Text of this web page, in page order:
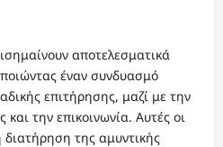
αποτελεσματικά
έναν συνδυασμό
επιτήρησης, μαζί με την
την επικοινωνία. Αυτές οι
της αμυντικής